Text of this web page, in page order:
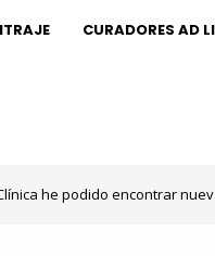
CURADORES AD
he podido encontrar